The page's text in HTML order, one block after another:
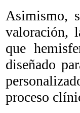
Asimismo,
valoración,
que
diseñado
proceso